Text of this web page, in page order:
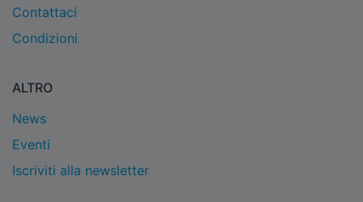
Contattaci
Condizioni
ALTRO
News
Eventi
Iscriviti alla newsletter